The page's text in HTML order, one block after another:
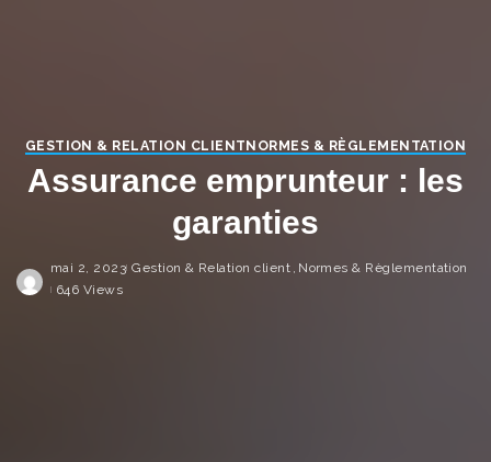
GESTION & RELATION CLIENTNORMES & RÈGLEMENTATION
Assurance emprunteur : les
garanties
mai 2, 2023 Gestion & Relation client Normes & Règlementation
646 Views